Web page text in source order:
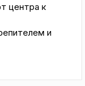
центра к
и